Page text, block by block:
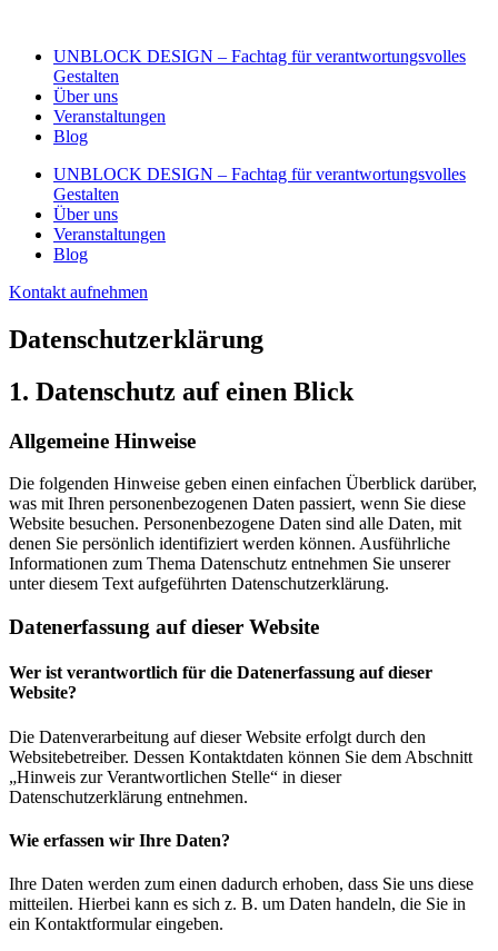
wechselnUNBLOCK DESIGN – Fachtag für verantwortungsvolles
Gestalten
Über uns
Veranstaltungen
Blog
UNBLOCK DESIGN – Fachtag für verantwortungsvolles
Gestalten
Über uns
Veranstaltungen
Blog
Kontakt aufnehmen
Datenschutz­erklärung
1. Datenschutz auf einen Blick
Allgemeine Hinweise
Die folgenden Hinweise geben einen einfachen Überblick darüber,
was mit Ihren personenbezogenen Daten passiert, wenn Sie diese
Website besuchen. Personenbezogene Daten sind alle Daten, mit
denen Sie persönlich identifiziert werden können. Ausführliche
Informationen zum Thema Datenschutz entnehmen Sie unserer
unter diesem Text aufgeführten Datenschutzerklärung.
Datenerfassung auf dieser Website
Wer ist verantwortlich für die Datenerfassung auf dieser
Website?
Die Datenverarbeitung auf dieser Website erfolgt durch den
Websitebetreiber. Dessen Kontaktdaten können Sie dem Abschnitt
„Hinweis zur Verantwortlichen Stelle“ in dieser
Datenschutzerklärung entnehmen.
Wie erfassen wir Ihre Daten?
Ihre Daten werden zum einen dadurch erhoben, dass Sie uns diese
mitteilen. Hierbei kann es sich z. B. um Daten handeln, die Sie in
ein Kontaktformular eingeben.